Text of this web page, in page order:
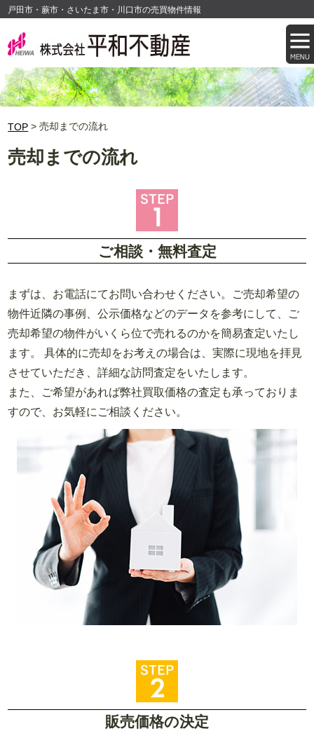
戸田市・蕨市・さいたま市・川口市の売買物件情報
TOP > 売却までの流れ
売却までの流れ
ご相談・無料査定
まずは、お電話にてお問い合わせください。ご売却希望の
物件近隣の事例、公示価格などのデータを参考にして、ご
売却希望の物件がいくら位で売れるのかを簡易査定いたし
ます。 具体的に売却をお考えの場合は、実際に現地を拝見
させていただき、詳細な訪問査定をいたします。
また、ご希望があれば弊社買取価格の査定も承っておりま
すので、お気軽にご相談ください。
販売価格の決定